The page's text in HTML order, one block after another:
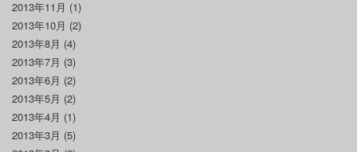
2013年11月 (1)
2013年10月 (2)
2013年8月 (4)
2013年7月 (3)
2013年6月 (2)
2013年5月 (2)
2013年4月 (1)
2013年3月 (5)